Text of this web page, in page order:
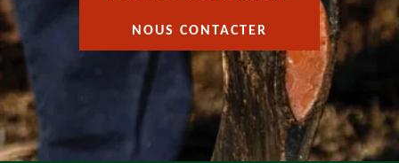
NOUS CONTACTER